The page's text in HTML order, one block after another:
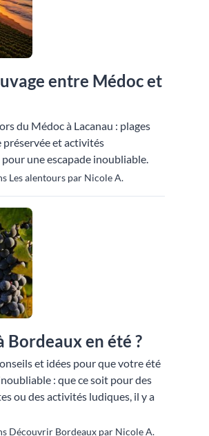
entre Médoc et
du Médoc à Lacanau : plages
préservée et activités
une escapade inoubliable.
Les alentours par Nicole A.
Bordeaux en été ?
et idées pour que votre été
: que ce soit pour des
ou des activités ludiques, il y a
Découvrir Bordeaux par Nicole A.